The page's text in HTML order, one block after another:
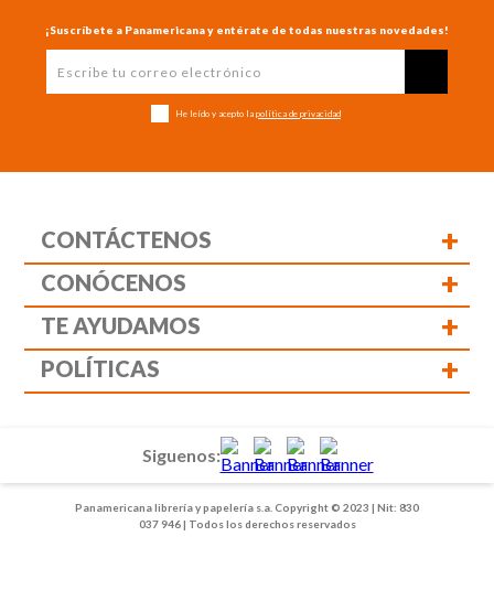
¡Suscríbete a Panamericana y entérate de todas nuestras novedades!
He leído y acepto la política de privacidad
CONTÁCTENOS +
CONÓCENOS +
TE AYUDAMOS +
POLÍTICAS +
Panamericana librería y papelería s.a. Copyright © 2023 | Nit: 830
037 946 | Todos los derechos reservados
Siguenos: